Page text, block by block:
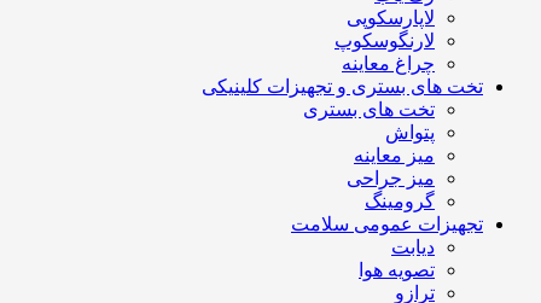
لاپارسکوپی
لارنگوسکوپ
چراغ معاینه
تخت های بستری و تجهیزات کلینیکی
تخت های بستری
پتواش
میز معاینه
میز جراحی
گرومینگ
تجهیزات عمومی سلامت
دیابت
تصویه هوا
ترازو